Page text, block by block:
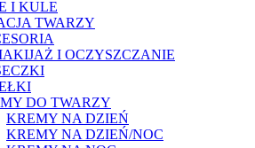
I KULE
TWARZY
I OCZYSZCZANIE
DO TWARZY
KREMY NA DZIEŃ
KREMY NA DZIEŃ/NOC